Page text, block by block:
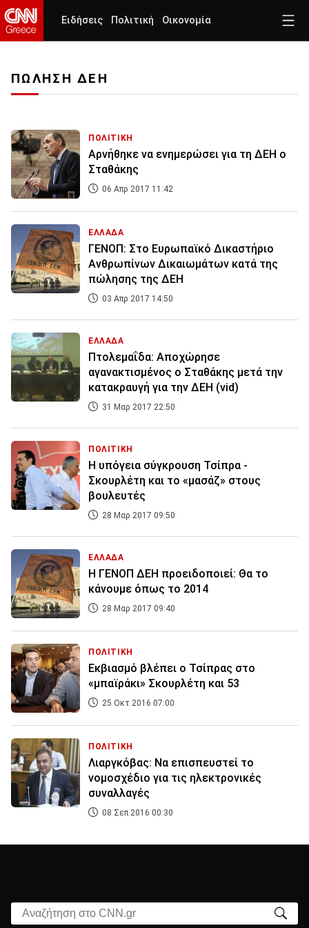
Ειδήσεις Πολιτική Οικονομία
ΠΩΛΗΣΗ ΔΕΗ
ΠΟΛΙΤΙΚΗ
Αρνήθηκε να ενημερώσει για τη ΔΕΗ ο
Σταθάκης
06 Απρ 2017 11:42
ΕΛΛΑΔΑ
ΓΕΝΟΠ: Στο Ευρωπαϊκό Δικαστήριο
Ανθρωπίνων Δικαιωμάτων κατά της
πώλησης της ΔΕΗ
03 Απρ 2017 14:50
ΕΛΛΑΔΑ
Πτολεμαΐδα: Αποχώρησε
αγανακτισμένος ο Σταθάκης μετά την
κατακραυγή για την ΔΕΗ (vid)
31 Μαρ 2017 22:50
ΠΟΛΙΤΙΚΗ
Η υπόγεια σύγκρουση Τσίπρα -
Σκουρλέτη και το «μασάζ» στους
βουλευτές
28 Μαρ 2017 09:50
ΕΛΛΑΔΑ
Η ΓΕΝΟΠ ΔΕΗ προειδοποιεί: Θα το
κάνουμε όπως το 2014
28 Μαρ 2017 09:40
ΠΟΛΙΤΙΚΗ
Εκβιασμό βλέπει ο Τσίπρας στο
«μπαϊράκι» Σκουρλέτη και 53
25 Οκτ 2016 07:00
ΠΟΛΙΤΙΚΗ
Λιαργκόβας: Να επισπευστεί το
νομοσχέδιο για τις ηλεκτρονικές
συναλλαγές
08 Σεπ 2016 00:30
Αναζήτηση στο CNN.gr